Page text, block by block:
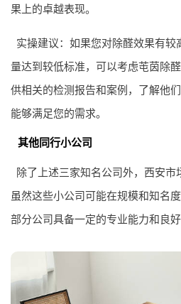
果上的卓越表现。
实操建议：如果您对除醛效果有
量达到较低标准，可以考虑芚茵除
供相关的检测报告和案例，了解他
能够满足您的需求。
其他同行小公司
除了上述三家知名公司外，西安市
虽然这些小公司可能在规模和知名
部分公司具备一定的专业能力和良好